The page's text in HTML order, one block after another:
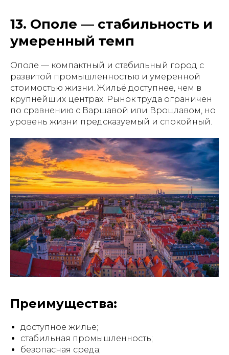
13. Ополе — стабильность и
умеренный темп
Ополе — компактный и стабильный город с
развитой промышленностью и умеренной
стоимостью жизни. Жильё доступнее, чем в
крупнейших центрах. Рынок труда ограничен
по сравнению с Варшавой или Вроцлавом, но
уровень жизни предсказуемый и спокойный.
Преимущества:
доступное жильё;
стабильная промышленность;
безопасная среда;